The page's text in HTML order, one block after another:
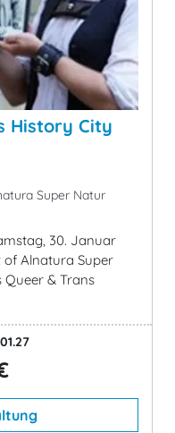
History City
Super Natur
30. Januar
Alnatura Super
Queer & Trans